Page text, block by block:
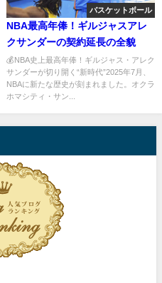
バスケットボール
NBA最高年俸！ギルジャスアレ
クサンダーの契約延長の全貌
💰NBA史上最高年俸！ギルジャス・アレク
サンダーが切り開く“新時代”2025年7月、
NBAに新たな歴史が刻まれました。オクラ
ホマシティ・サン...